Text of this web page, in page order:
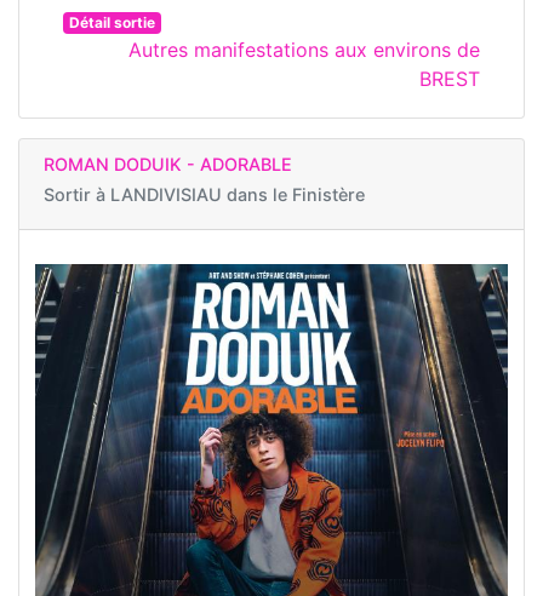
Détail sortie
Autres manifestations aux environs de
BREST
ROMAN DODUIK - ADORABLE
Sortir à LANDIVISIAU dans le Finistère